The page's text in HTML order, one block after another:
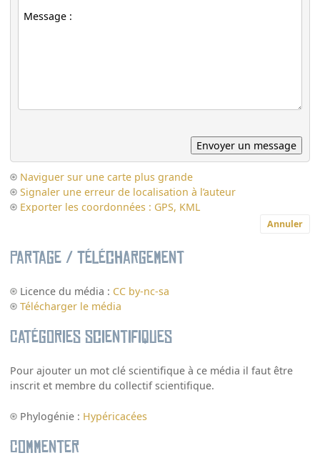
Naviguer sur une carte plus grande
Signaler une erreur de localisation à l’auteur
Exporter les coordonnées : GPS, KML
Annuler
Partage / Téléchargement
Licence du média : CC by-nc-sa
Télécharger le média
Catégories scientifiques
Pour ajouter un mot clé scientifique à ce média il faut être
inscrit et membre du collectif scientifique.
Phylogénie : Hypéricacées
Commenter